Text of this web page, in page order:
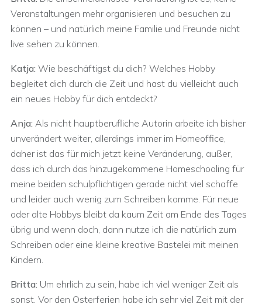
Veranstaltungen mehr organisieren und besuchen zu
können – und natürlich meine Familie und Freunde nicht
live sehen zu können.
Katja: Wie beschäftigst du dich? Welches Hobby
begleitet dich durch die Zeit und hast du vielleicht auch
ein neues Hobby für dich entdeckt?
Anja: Als nicht hauptberufliche Autorin arbeite ich bisher
unverändert weiter, allerdings immer im Homeoffice,
daher ist das für mich jetzt keine Veränderung, außer,
dass ich durch das hinzugekommene Homeschooling für
meine beiden schulpflichtigen gerade nicht viel schaffe
und leider auch wenig zum Schreiben komme. Für neue
oder alte Hobbys bleibt da kaum Zeit am Ende des Tages
übrig und wenn doch, dann nutze ich die natürlich zum
Schreiben oder eine kleine kreative Bastelei mit meinen
Kindern.
Britta: Um ehrlich zu sein, habe ich viel weniger Zeit als
sonst. Vor den Osterferien habe ich sehr viel Zeit mit der